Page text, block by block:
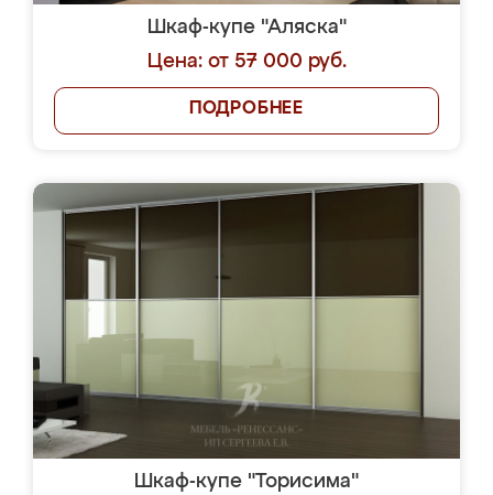
Шкаф-купе "Аляска"
Цена: от 57 000 руб.
ПОДРОБНЕЕ
Шкаф-купе "Торисима"